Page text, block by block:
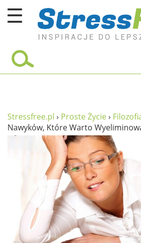
☰
Kursy online
umysł
proste życie
filozofia życia
wolność od stresu
miłość i rodzina
w rodzinie
wychowanie dzieci
Stressfree.pl › Proste Życie›
Nawyków, Które Warto